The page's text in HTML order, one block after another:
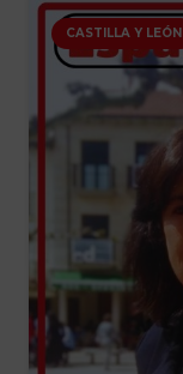
CASTILLA Y LEÓN